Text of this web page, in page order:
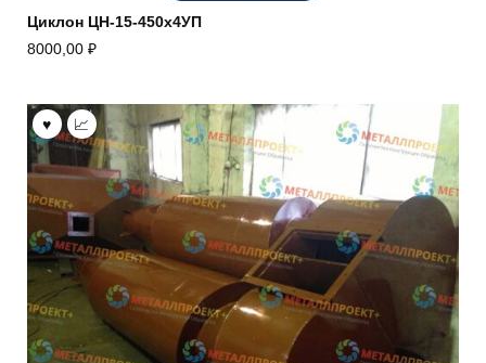
Циклон ЦН-15-450х4УП
8000,00 ₽